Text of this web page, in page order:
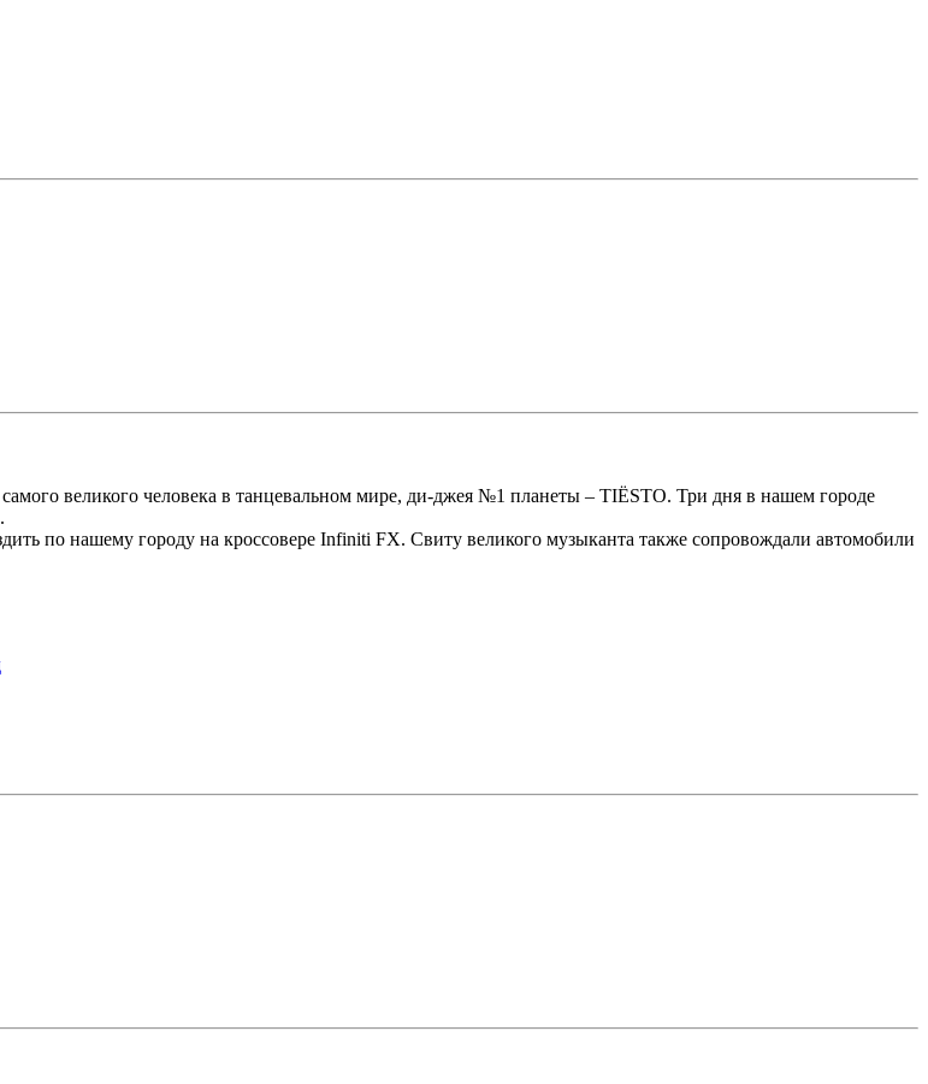
великого человека в танцевальном мире, ди-джея №1 планеты – TIЁSTO. Три дня в нашем городе
по нашему городу на кроссовере Infiniti FX. Свиту великого музыканта также сопровождали автомобили